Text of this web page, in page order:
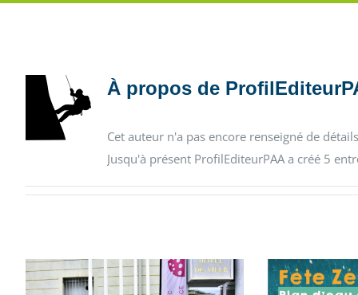
À propos de
Cet auteur n'a pas encore renseigné de
Jusqu'à présent ProfilEditeurPAA a créé 5